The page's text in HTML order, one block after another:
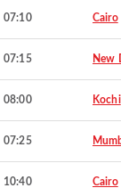
07:10 Cairo
07:15 New
08:00 Kochi
07:25
10:40 Cairo